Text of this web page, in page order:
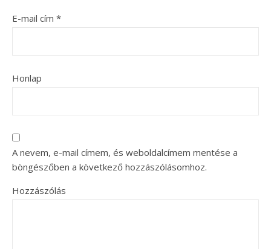
E-mail cím *
Honlap
A nevem, e-mail címem, és weboldalcímem mentése a
böngészőben a következő hozzászólásomhoz.
Hozzászólás